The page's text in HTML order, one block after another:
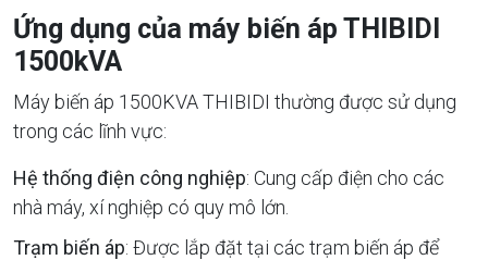
Ứng dụng của máy biến áp THIBIDI
1500kVA
Máy biến áp 1500KVA THIBIDI thường được sử dụng
trong các lĩnh vực:
Hệ thống điện công nghiệp: Cung cấp điện cho các
nhà máy, xí nghiệp có quy mô lớn.
Trạm biến áp: Được lắp đặt tại các trạm biến áp để